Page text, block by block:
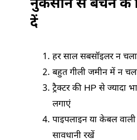
नुकसान से बचने के
दें
हर साल सबसॉइलर न
बहुत गीली जमीन में न
ट्रैक्टर की HP से ज्यादा
लगाएं
पाइपलाइन या केबल
सावधानी रखें